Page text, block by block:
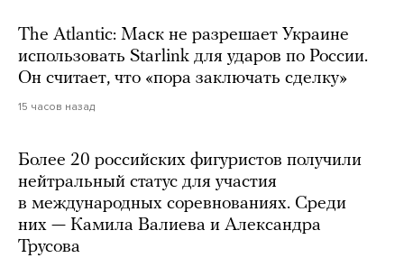
The Atlantic: Маск не разрешает Украине
использовать Starlink для ударов по России.
Он считает, что «пора заключать сделку»
15 часов назад
Более 20 российских фигуристов получили
нейтральный статус для участия
в международных соревнованиях. Среди
них — Камила Валиева и Александра
Трусова